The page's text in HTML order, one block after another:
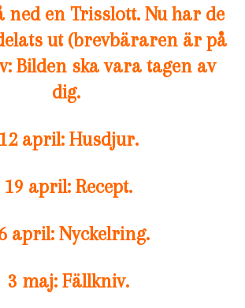
ned en Trisslott. Nu har de
ut (brevbäraren är på
Bilden ska vara tagen av
dig.
12 april: Husdjur.
19 april: Recept.
april: Nyckelring.
3 maj: Fällkniv.